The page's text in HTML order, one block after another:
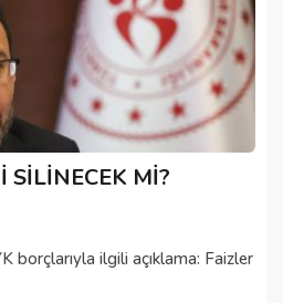
SİLİNECEK Mİ?
borçlarıyla ilgili açıklama: Faizler